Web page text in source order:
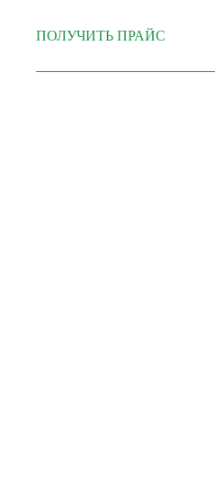
ПОЛУЧИТЬ ПРАЙС